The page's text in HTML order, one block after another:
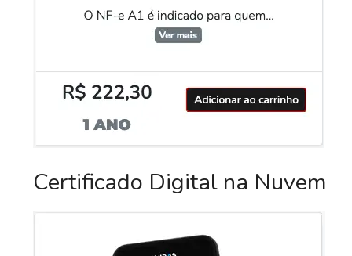
Certificado Digital na Nuvem